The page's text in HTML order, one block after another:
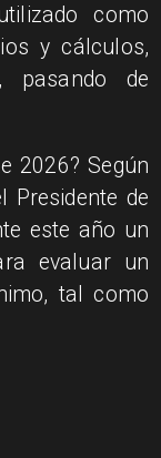
como
y cálculos,
pasando de
2026? Según
Presidente de
este año un
evaluar un
tal como